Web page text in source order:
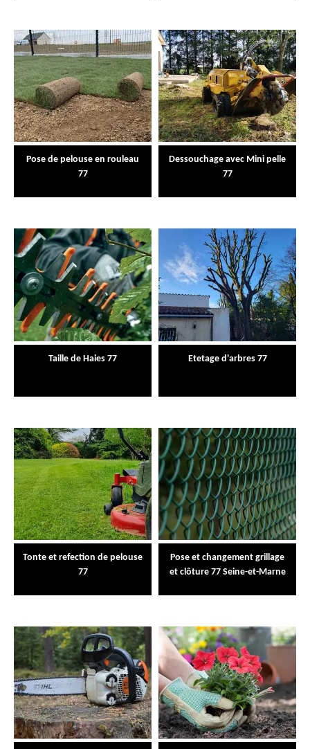
Pose de pelouse en rouleau
77
Dessouchage avec Mini pelle
77
Taille de Haies 77 Etetage d'arbres 77
Tonte et refection de pelouse
77
Pose et changement grillage
et clôture 77 Seine-et-Marne